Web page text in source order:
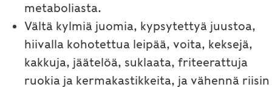
metaboliasta.
Vältä kylmiä juomia, kypsytettyä juustoa,
hiivalla kohotettua leipää, voita, keksejä,
kakkuja, jäätelöä, suklaata, friteerattuja
ruokia ja kermakastikkeita, ja vähennä riisin